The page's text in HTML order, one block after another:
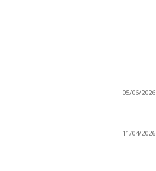
05/06/2026
11/04/2026